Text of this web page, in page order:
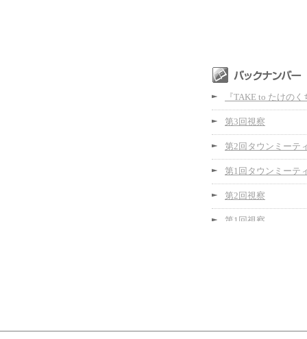
『TAKE to たけの
第3回視察
第2回タウンミーテ
第1回タウンミーテ
第2回視察
第1回視察